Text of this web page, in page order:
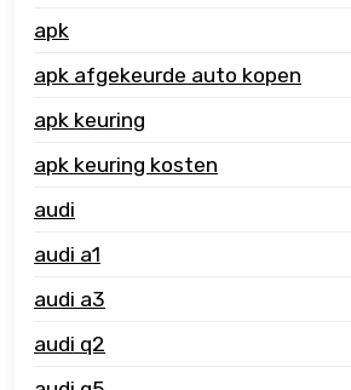
apk
apk afgekeurde auto kopen
apk keuring
apk keuring kosten
audi
audi a1
audi a3
audi q2